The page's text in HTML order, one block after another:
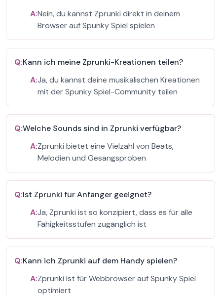
A:Nein, du kannst Zprunki direkt in deinem
Browser auf Spunky Spiel spielen
Q:Kann ich meine Zprunki-Kreationen teilen?
A:Ja, du kannst deine musikalischen Kreationen
mit der Spunky Spiel-Community teilen
Q:Welche Sounds sind in Zprunki verfügbar?
A:Zprunki bietet eine Vielzahl von Beats,
Melodien und Gesangsproben
Q:Ist Zprunki für Anfänger geeignet?
A:Ja, Zprunki ist so konzipiert, dass es für alle
Fähigkeitsstufen zugänglich ist
Q:Kann ich Zprunki auf dem Handy spielen?
A:Zprunki ist für Webbrowser auf Spunky Spiel
optimiert